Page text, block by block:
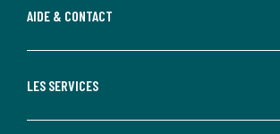
AIDE & CONTACT
LES SERVICES